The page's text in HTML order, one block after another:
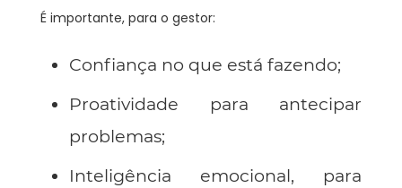
É importante, para o gestor:
Confiança no que está fazendo;
Proatividade para antecipar
problemas;
Inteligência emocional, para